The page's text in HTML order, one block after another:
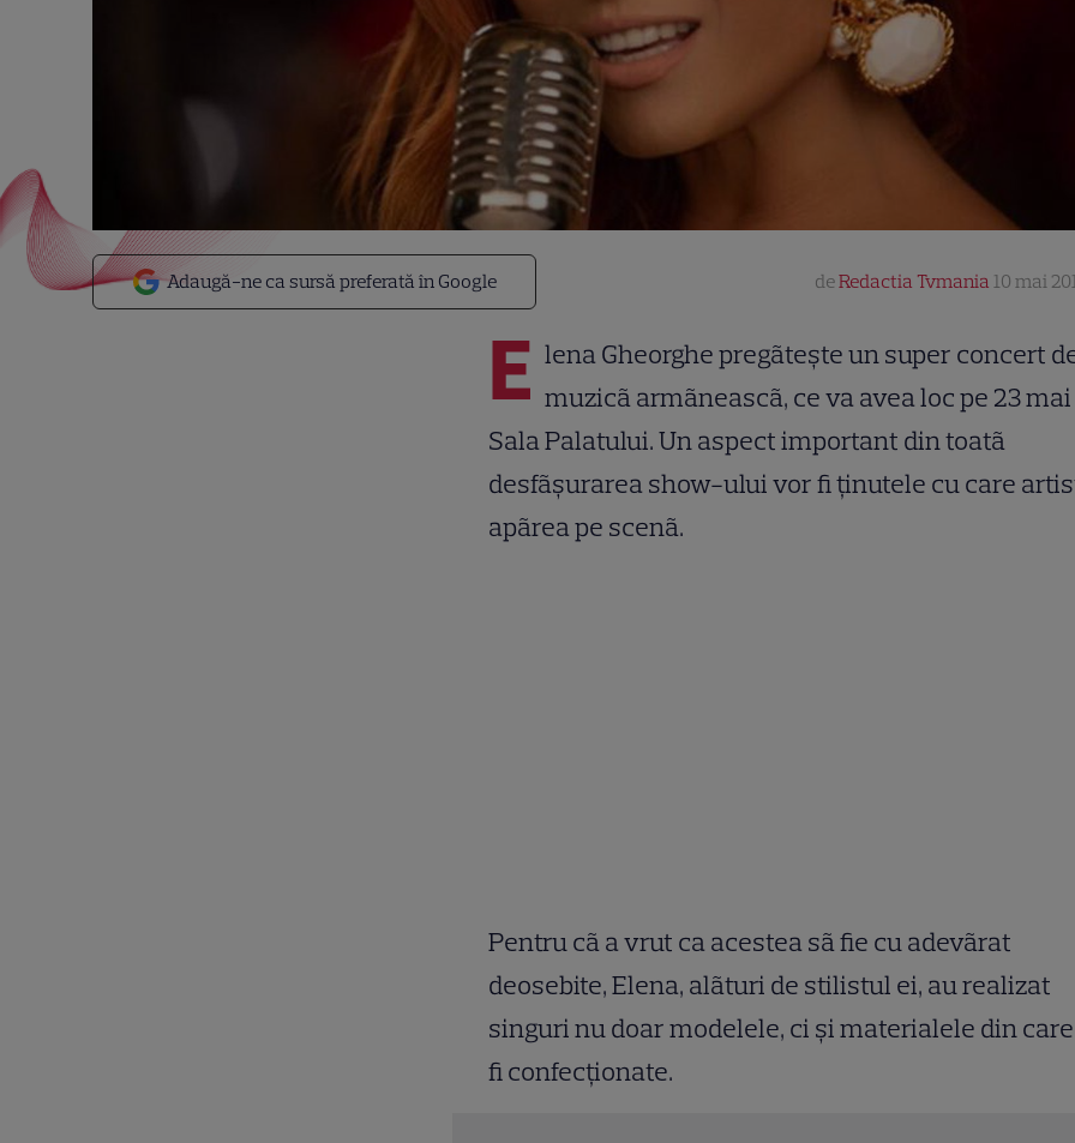
Adaugă-ne ca sursă preferată în Google deRedactia Tvmania 10 mai
E lena Gheorghe pregãteşte un super concert
muzicã armãneascã, ce va avea loc pe 23
Sala Palatului. Un aspect important din toatã
desfãşurarea show-ului vor fi ţinutele cu care
apãrea pe scenã.
Pentru cã a vrut ca acestea sã fie cu adevãrat
deosebite, Elena, alãturi de stilistul ei, au realizat
singuri nu doar modelele, ci şi materialele din
fi confecţionate.